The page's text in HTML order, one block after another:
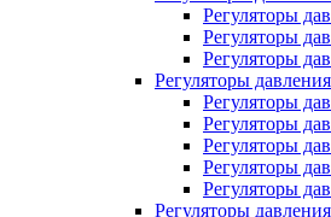
Регуляторы
Регуляторы
Регуляторы
Регуляторы
Регуляторы
Регуляторы
Регуляторы
Регуляторы
Регуляторы
Регуляторы